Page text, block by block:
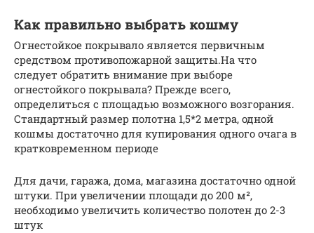
Как правильно выбрать кошму
Огнестойкое покрывало является первичным
средством противопожарной защиты.На что
следует обратить внимание при выборе
огнестойкого покрывала? Прежде всего,
определиться с площадью возможного возгорания.
Стандартный размер полотна 1,5*2 метра, одной
кошмы достаточно для купирования одного очага в
кратковременном периоде
Для дачи, гаража, дома, магазина достаточно одной
штуки. При увеличении площади до 200 м²,
необходимо увеличить количество полотен до 2-3
штук